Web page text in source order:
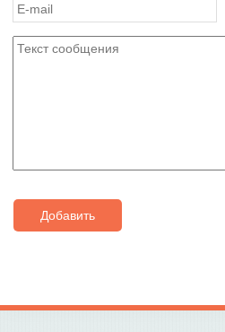
Добавить